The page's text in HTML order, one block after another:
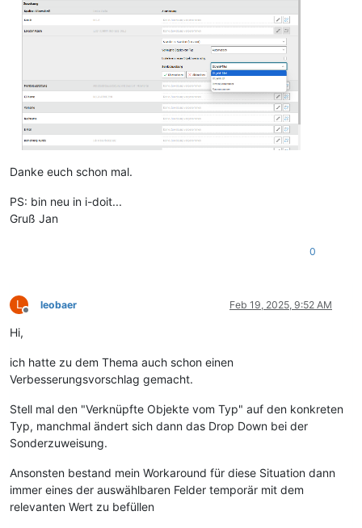
Danke euch schon mal.
PS: bin neu in i-doit...
Gruß Jan
0
L
Offline
leobaer Feb 19, 2025, 9:52 AM
Hi,
ich hatte zu dem Thema auch schon einen
Verbesserungsvorschlag gemacht.
Stell mal den "Verknüpfte Objekte vom Typ" auf den konkreten
Typ, manchmal ändert sich dann das Drop Down bei der
Sonderzuweisung.
Ansonsten bestand mein Workaround für diese Situation dann
immer eines der auswählbaren Felder temporär mit dem
relevanten Wert zu befüllen